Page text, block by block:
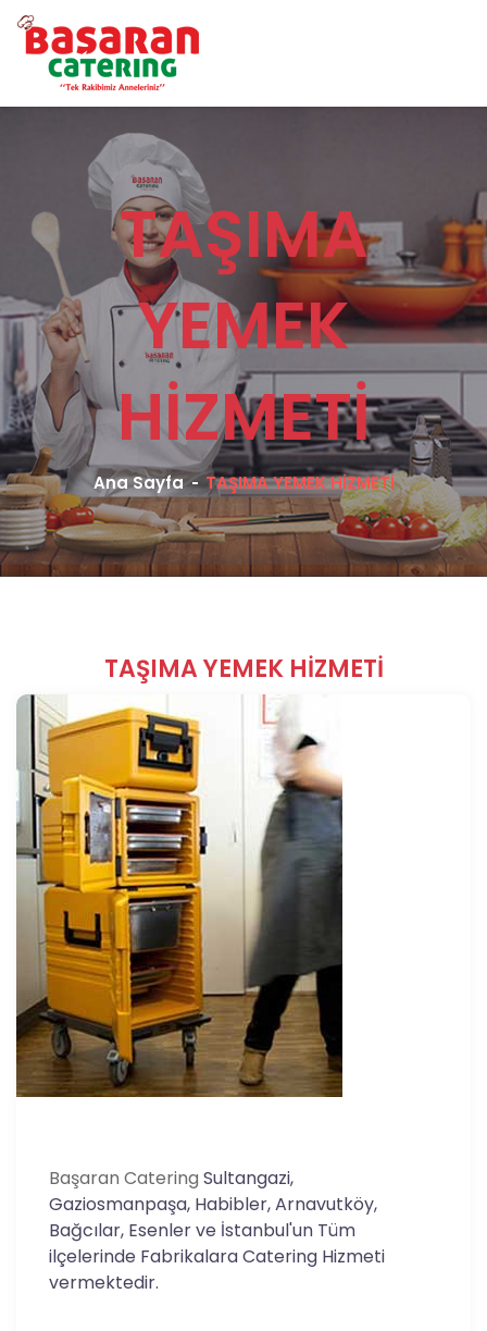
TAŞIMA
YEMEK
HİZMETİ
Ana Sayfa TAŞIMA YEMEK HİZMETİ
TAŞIMA YEMEK HİZMETİ
Başaran Catering Sultangazi,
Gaziosmanpaşa, Habibler, Arnavutköy,
Bağcılar, Esenler ve İstanbul'un Tüm
ilçelerinde Fabrikalara Catering Hizmeti
vermektedir.